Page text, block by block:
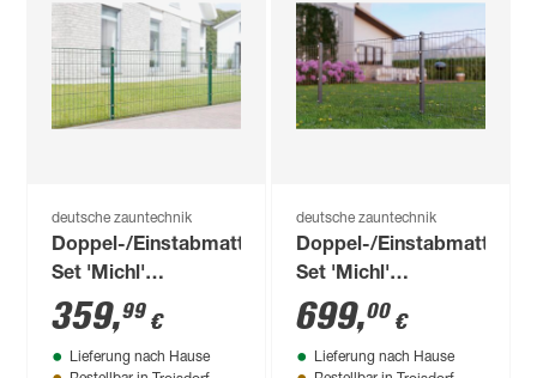
deutsche zauntechnik
Doppel-/Einstabmatten-
Set 'Michl'
moosgrün 1000 x
120 cm
359,99 €
Lieferung nach Hause
deutsche zauntechnik
Doppel-/Einstabmatten-
Set 'Michl'
anthrazitgrau 2200 x
120 cm
699,00 €
Lieferung nach Hause